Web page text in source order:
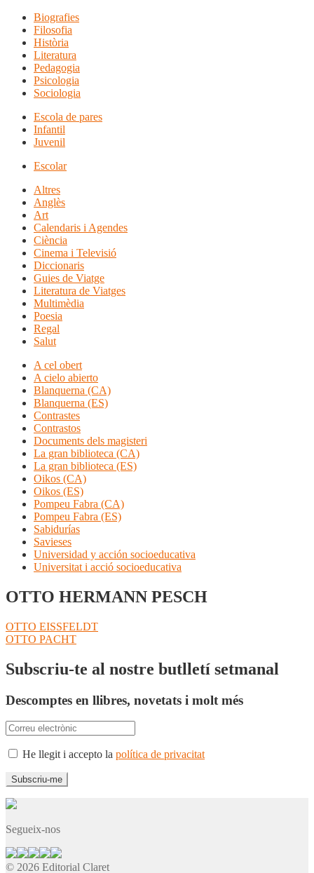
Biografies
Filosofia
Història
Literatura
Pedagogia
Psicologia
Sociologia
Escola de pares
Infantil
Juvenil
Escolar
Altres
Anglès
Art
Calendaris i Agendes
Ciència
Cinema i Televisió
Diccionaris
Guies de Viatge
Literatura de Viatges
Multimèdia
Poesia
Regal
Salut
A cel obert
A cielo abierto
Blanquerna (CA)
Blanquerna (ES)
Contrastes
Contrastos
Documents dels magisteri
La gran biblioteca (CA)
La gran biblioteca (ES)
Oikos (CA)
Oikos (ES)
Pompeu Fabra (CA)
Pompeu Fabra (ES)
Sabidurías
Savieses
Universidad y acción socioeducativa
Universitat i acció socioeducativa
OTTO HERMANN PESCH
Navegació
d'entrades
Entrada
anterior:
OTTO EISSFELDT
Pròxima
OTTO PACHT
Subscriu-te al nostre butlletí setmanal
Descomptes en llibres, novetats i molt més
He llegit i accepto la política de privacitat
Segueix-nos
© 2026 Editorial Claret